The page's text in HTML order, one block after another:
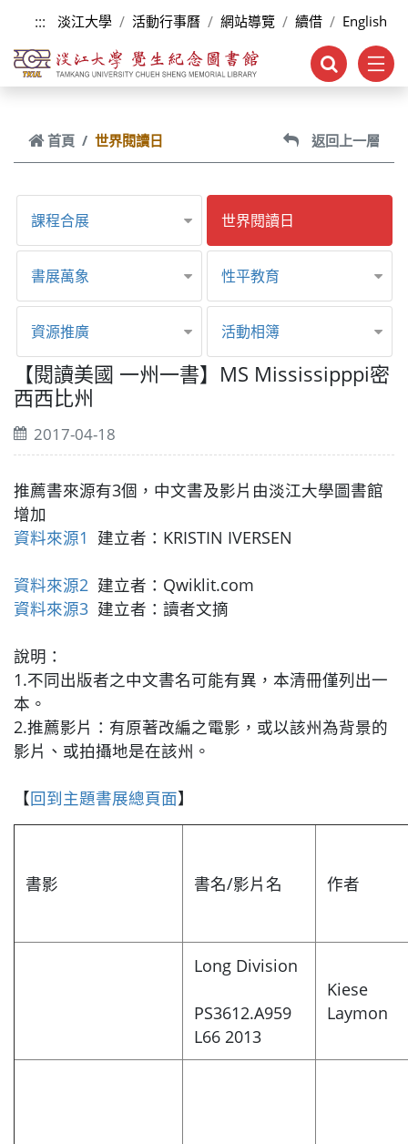
跳到主要內容
::: 淡江大學 活動行事曆 網站導覽 續借 English
首頁 世界閱讀日 返回上一層
課程合展 世界閱讀日
書展萬象 性平教育
資源推廣 活動相簿
【閱讀美國 一州一書】MS Mississipppi密
西西比州
2017-04-18
推薦書來源有3個，中文書及影片由淡江大學圖書館
增加
資料來源1 建立者：KRISTIN IVERSEN
資料來源2 建立者：Qwiklit.com
資料來源3 建立者：讀者文摘
說明：
1.不同出版者之中文書名可能有異，本清冊僅列出一
本。
2.推薦影片：有原著改編之電影，或以該州為背景的
影片、或拍攝地是在該州。
【回到主題書展總頁面】
書影 書名/影片名 作者
Long Division
PS3612.A959
L66 2013
Kiese
Laymon